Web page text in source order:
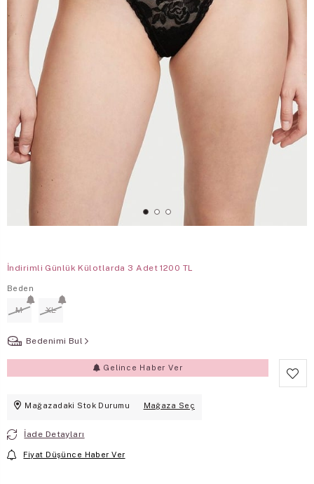
İndirimli Günlük Külotlarda 3 Adet 1200 TL
Beden
M XL
Bedenimi Bul
Gelince Haber Ver
Mağazadaki Stok Durumu Mağaza Seç
İade Detayları
Fiyat Düşünce Haber Ver